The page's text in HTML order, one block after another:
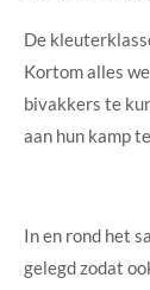
De
Kortom alles
bivakkers te
aan hun kamp
In en rond het
gelegd zodat